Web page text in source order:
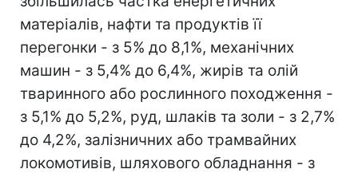
матеріалів, нафти та продуктів її
перегонки - з 5% до 8,1%, меха­нічних
машин - з 5,4% до 6,4%, жирів та олій
тваринного або рослинного походження -
з 5,1% до 5,2%, руд, шлаків та золи - з 2,7%
до 4,2%, залізничних або трамвайних
локомотивів, шляхового обладнання - з